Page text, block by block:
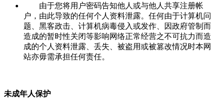
由于您将用户密码告知他人或与他人共享注册帐
户，由此导致的任何个人资料泄露。任何由于计算机问
题、黑客政击、计算机病毒侵入或发作、因政府管制而
造成的暂时性关闭等影响网络正常经营之不可抗力而造
成的个人资料泄露、丢失、被盗用或被篡改情况时本网
站亦毋需承担任何责任。
未成年人保护